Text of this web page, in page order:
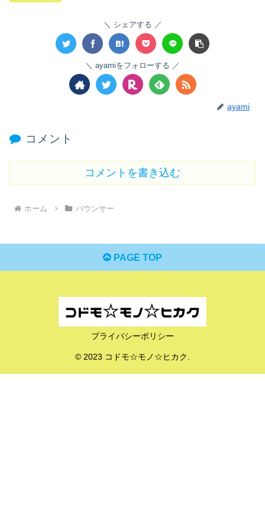
シェアする
ayamiをフォローする
ayami
コメント
コメントを書き込む
ホーム バウンサー
PAGE TOP
プライバシーポリシー
© 2023 コドモ☆モノ☆ヒカク.